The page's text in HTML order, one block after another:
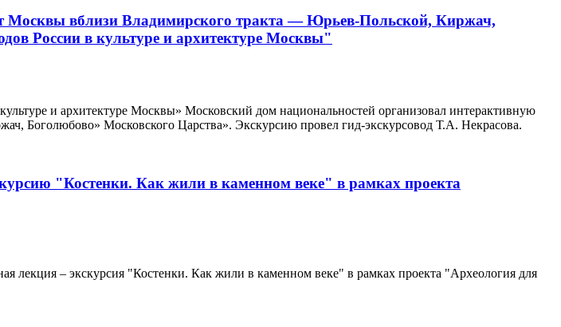
Москвы вблизи Владимирского тракта — Юрьев-Польской, Киржач,
России в культуре и архитектуре Москвы"
и архитектуре Москвы» Московский дом национальностей организовал интерактивную
Боголюбово» Московского Царства». Экскурсию провел гид-экскурсовод Т.А. Некрасова.
"Костенки. Как жили в каменном веке" в рамках проекта
лекция – экскурсия "Костенки. Как жили в каменном веке" в рамках проекта "Археология для